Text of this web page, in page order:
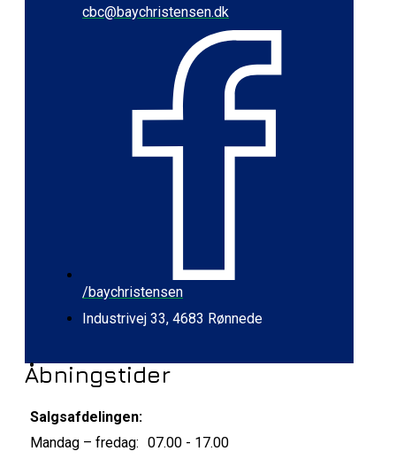
cbc@baychristensen.dk
/baychristensen
Industrivej 33, 4683 Rønnede
Åbningstider
Salgsafdelingen:
Mandag – fredag: 07.00 - 17.00